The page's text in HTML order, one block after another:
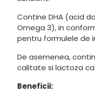
Contine DHA (acid
Omega 3), in
pentru formulele de
De asemenea,
calitate si lactoza
Beneficii: